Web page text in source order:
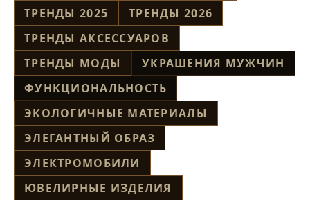
ТРЕНДЫ 2025
ТРЕНДЫ 2026
ТРЕНДЫ АКСЕССУАРОВ
ТРЕНДЫ МОДЫ
УКРАШЕНИЯ МУЖЧИН
ФУНКЦИОНАЛЬНОСТЬ
ЭКОЛОГИЧНЫЕ МАТЕРИАЛЫ
ЭЛЕГАНТНЫЙ ОБРАЗ
ЭЛЕКТРОМОБИЛИ
ЮВЕЛИРНЫЕ ИЗДЕЛИЯ